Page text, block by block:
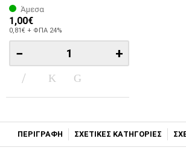
Άμεσα
1,00€
0,81€ + ΦΠΑ 24%
− +
ΠΕΡΙΓΡΑΦΗ ΣΧΕΤΙΚΕΣ ΚΑΤΗΓΟΡΙΕΣ